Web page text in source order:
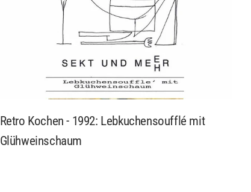
Retro Kochen - 1992: Lebkuchensoufflé mit
Glühweinschaum